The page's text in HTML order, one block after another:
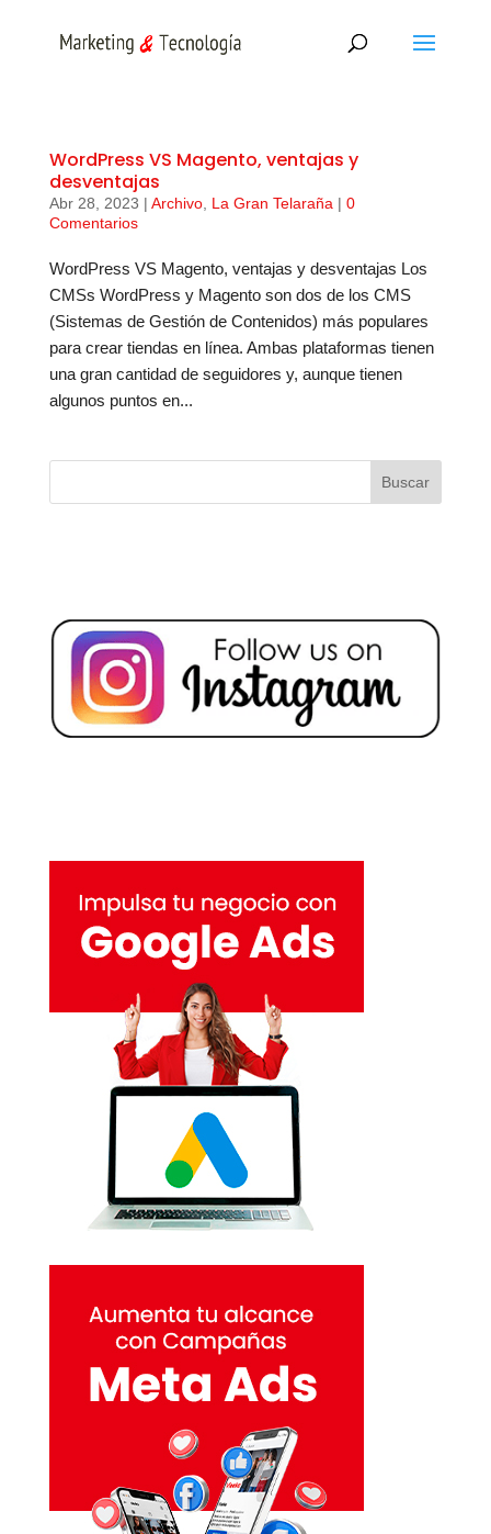
WordPress VS Magento, ventajas y
desventajas
Abr 28, 2023 | Archivo, La Gran Telaraña | 0
Comentarios
WordPress VS Magento, ventajas y desventajas Los
CMSs WordPress y Magento son dos de los CMS
(Sistemas de Gestión de Contenidos) más populares
para crear tiendas en línea. Ambas plataformas tienen
una gran cantidad de seguidores y, aunque tienen
algunos puntos en...